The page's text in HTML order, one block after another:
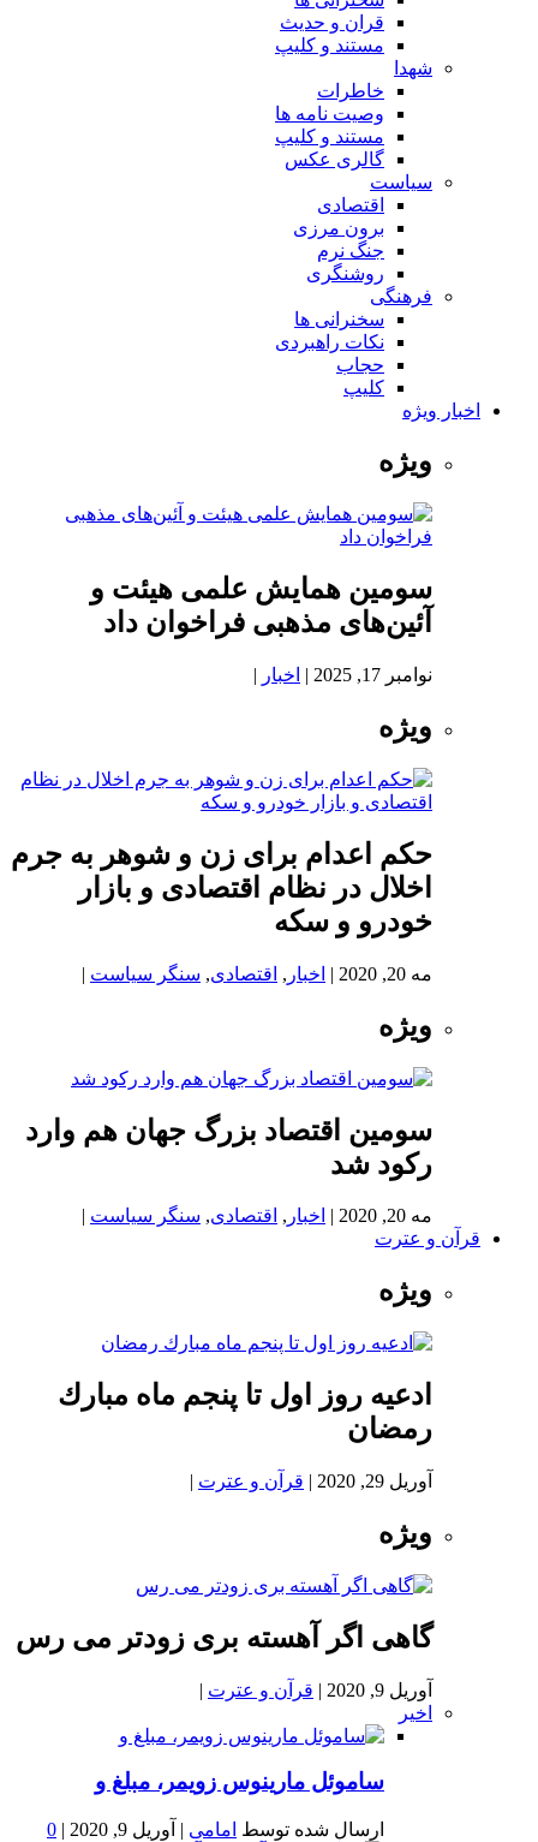
قران و حدیث
مستند و کلیپ
شهدا
خاطرات
وصیت نامه ها
مستند و کلیپ
گالری عکس
سیاست
اقتصادی
برون مرزی
جنگ نرم
روشنگری
فرهنگی
سخنرانی ها
نکات راهبردی
حجاب
کلیپ
اخبار ویژه
ویژه
سومین همایش علمی هیئت و
آئین‌های مذهبی فراخوان داد
نوامبر 17, 2025 | اخبار |
ویژه
حکم اعدام برای زن و شوهر به جرم
اخلال در نظام اقتصادی و بازار
خودرو و سکه
مه 20, 2020 | اخبار , اقتصادی, سنگر سیاست |
ویژه
سومین اقتصاد بزرگ جهان هم وارد
رکود شد
مه 20, 2020 | اخبار , اقتصادی, سنگر سیاست |
قرآن و عترت
ویژه
ادعيه روز اول تا پنجم ماه مبارك
رمضان
آوریل 29, 2020 | قرآن و عترت |
ویژه
گاهی اگر آهسته بری زودتر می رس
آوریل 9, 2020 | قرآن و عترت |
اخیر
ساموئل مارینوس زویمر، مبلغ و
ارسال شده توسط امامی | آوریل 9, 2020 |
0